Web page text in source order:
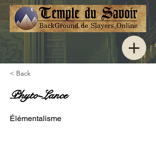
< Back
Phyto-Lance
Élémentalisme